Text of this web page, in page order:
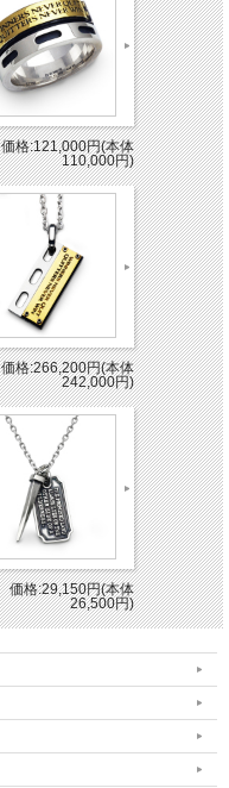
価格:121,000円(本体
110,000円)
価格:266,200円(本体
242,000円)
価格:29,150円(本体
26,500円)